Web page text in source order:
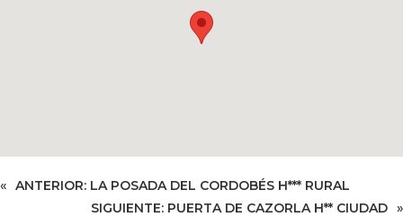
« ANTERIOR: LA POSADA DEL CORDOBÉS H*** RURAL
SIGUIENTE: PUERTA DE CAZORLA H** CIUDAD »